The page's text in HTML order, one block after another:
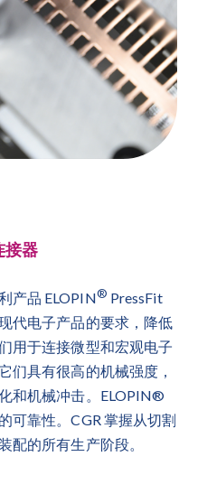
接器
产品 ELOPIN® PressFit
代电子产品的要求，降低
用于连接微型和宏观电子
们具有很高的机械强度，
和机械冲击。ELOPIN®
可靠性。CGR 掌握从切割
配的所有生产阶段。